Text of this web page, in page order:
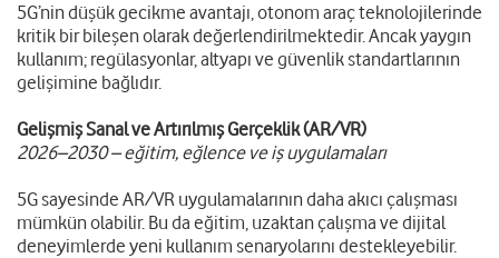
5G’nin düşük gecikme avantajı, otonom araç teknolojilerinde
kritik bir bileşen olarak değerlendirilmektedir. Ancak yaygın
kullanım; regülasyonlar, altyapı ve güvenlik standartlarının
gelişimine bağlıdır.
Gelişmiş Sanal ve Artırılmış Gerçeklik (AR/VR)
2026–2030 – eğitim, eğlence ve iş uygulamaları
5G sayesinde AR/VR uygulamalarının daha akıcı çalışması
mümkün olabilir. Bu da eğitim, uzaktan çalışma ve dijital
deneyimlerde yeni kullanım senaryolarını destekleyebilir.